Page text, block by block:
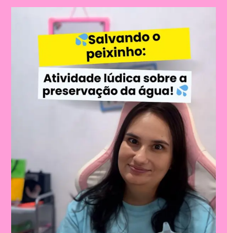
FELIZ:
UMA
HISTÓRIA
INFANTIL
PARA
ENSINAR
SOBRE
MEIO
AMBIENTE
NA
EDUCAÇÃO
INFANTIL